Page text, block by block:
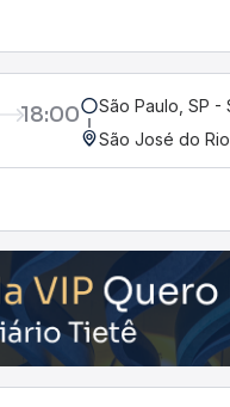
18:00
São Paulo, SP -
São José do